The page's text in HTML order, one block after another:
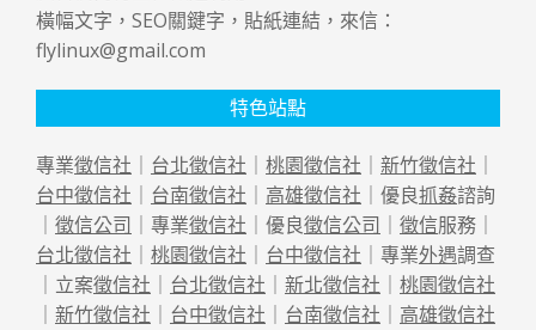
橫幅文字，SEO關鍵字，貼紙連結，來信：
flylinux@gmail.com
特色站點
專業徵信社 台北徵信社 桃園徵信社 新竹徵信社
台中徵信社
台南徵信社 高雄徵信社 ｜優良抓姦諮詢
徵信公司 ｜專業徵信社 ｜優良徵信公司 徵信服務｜
台北徵信社
桃園徵信社 台中徵信社 ｜專業外遇調查
｜立案徵信社 台北徵信社 新北徵信社
桃園徵信社
新竹徵信社 台中徵信社 台南徵信社
高雄徵信社